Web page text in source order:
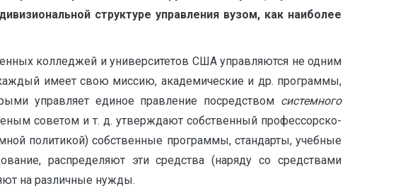
структуре управления вузом, как наиболее
колледжей и университетов США управляются не одним
имеет свою миссию, академические и др. программы,
управляет единое правление посредством системного
советом и т. д. утверждают собственный профессорско-
политикой) собственные программы, стандарты, учебные
распределяют эти средства (наряду со средствами
на различные нужды.